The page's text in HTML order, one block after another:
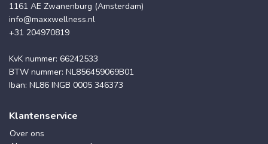
1161 AE Zwanenburg (Amsterdam)
info@maxxwellness.nl
+31 204970819
KvK nummer: 66242533
BTW nummer: NL856459069B01
Iban: NL86 INGB 0005 346373
Klantenservice
Over ons